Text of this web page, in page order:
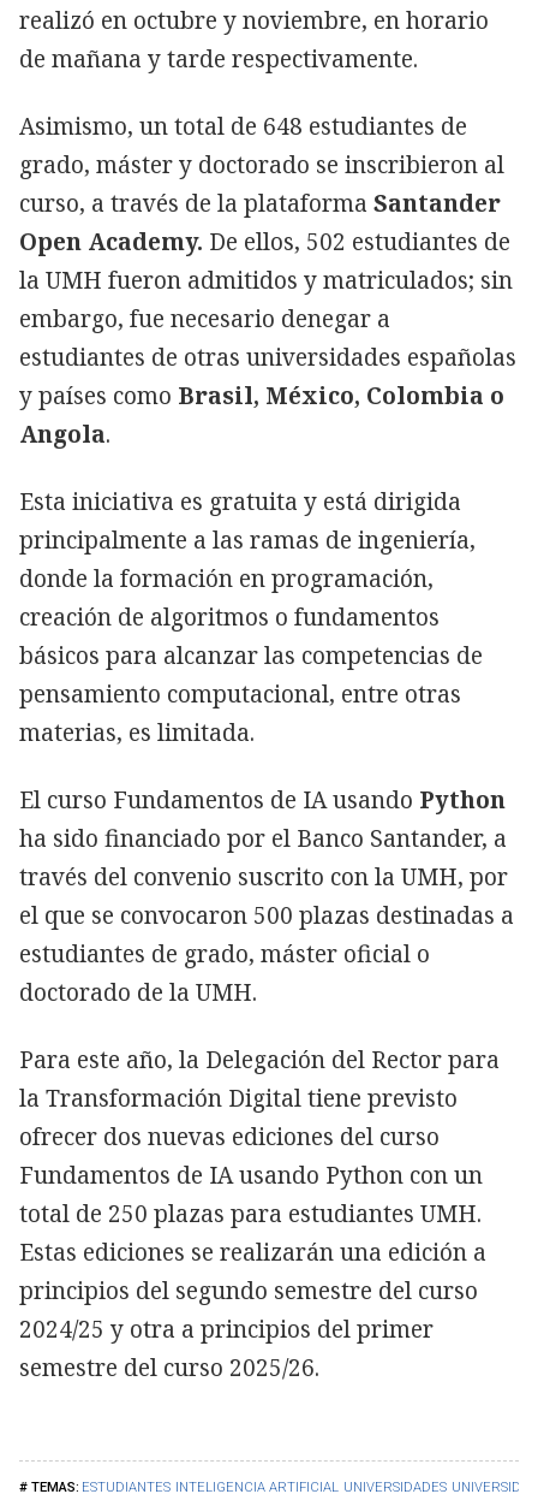
ESTUDIANTES INTELIGENCIA ARTIFICIAL UNIVERSIDADES
realizó en octubre y noviembre, en horario
de mañana y tarde respectivamente.
Asimismo, un total de 648 estudiantes de
grado, máster y doctorado se inscribieron al
curso, a través de la plataforma Santander
Open Academy. De ellos, 502 estudiantes de
la UMH fueron admitidos y matriculados; sin
embargo, fue necesario denegar a
estudiantes de otras universidades españolas
y países como Brasil, México, Colombia o
Angola.
Esta iniciativa es gratuita y está dirigida
principalmente a las ramas de ingeniería,
donde la formación en programación,
creación de algoritmos o fundamentos
básicos para alcanzar las competencias de
pensamiento computacional, entre otras
materias, es limitada.
El curso Fundamentos de IA usando Python
ha sido financiado por el Banco Santander, a
través del convenio suscrito con la UMH, por
el que se convocaron 500 plazas destinadas a
estudiantes de grado, máster oficial o
doctorado de la UMH.
Para este año, la Delegación del Rector para
la Transformación Digital tiene previsto
ofrecer dos nuevas ediciones del curso
Fundamentos de IA usando Python con un
total de 250 plazas para estudiantes UMH.
Estas ediciones se realizarán una edición a
principios del segundo semestre del curso
2024/25 y otra a principios del primer
semestre del curso 2025/26.